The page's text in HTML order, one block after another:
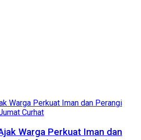
Warga Perkuat Iman dan